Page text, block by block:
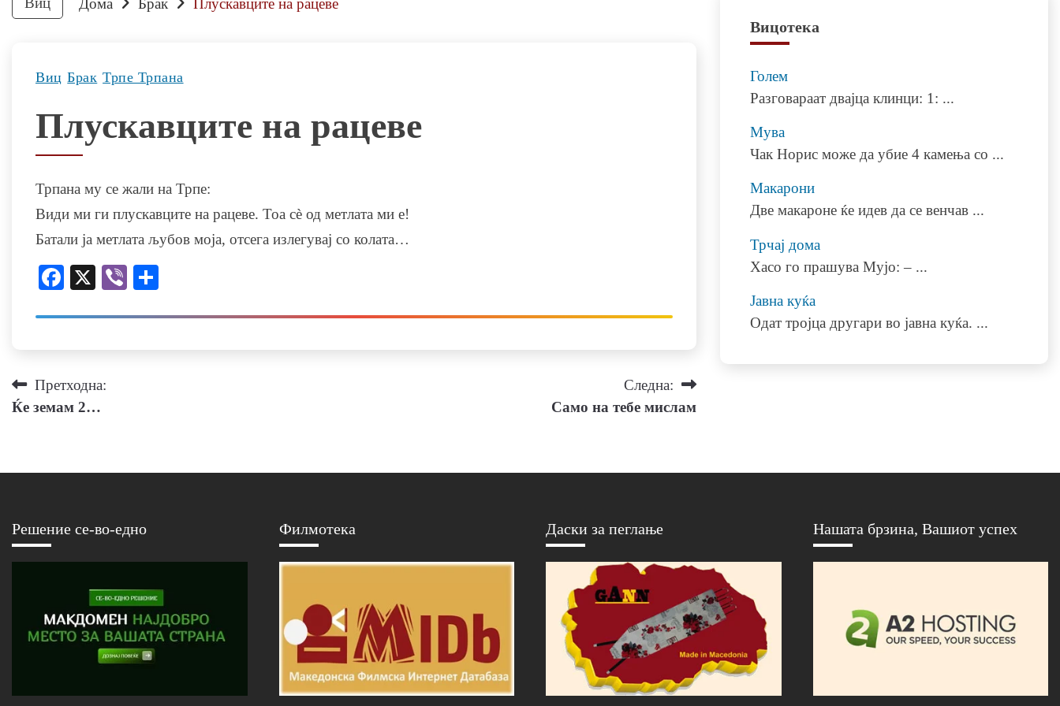
Виц Брак Трпе Трпана
Плускавците на рацеве
Трпана му се жали на Трпе:
Види ми ги плускавците на рацеве. Тоа сѐ од метлата ми е!
Батали ја метлата љубов моја, отсега излегувај со колата…
Facebook
X Viber
Навигација
Претходна:
Ќе земам 2…
Следна:
Само на тебе мислам
Вицотека
Голем
Разговараат двајца клинци: 1: ...
Мува
Чак Норис може да убие 4 камења со ...
Макарони
Две макароне ќе идев да се венчав ...
Трчај дома
Хасо го прашува Мујо: – ...
Јавна куќа
Одат тројца другари во јавна куќа. ...
Решение се-во-едно Филмотека Даски за пеглање Нашата брзина, Вашиот успех